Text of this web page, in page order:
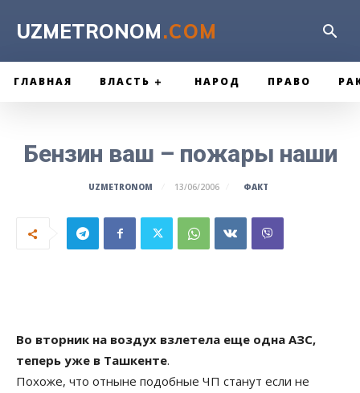
UZMETRONOM.COM
ГЛАВНАЯ ВЛАСТЬ НАРОД ПРАВО
Бензин ваш – пожары наши
UZMETRONOM 13/06/2006 ФАКТ
Во вторник на воздух взлетела еще одна АЗС,
теперь уже в Ташкенте.
Похоже, что отныне подобные ЧП станут если не